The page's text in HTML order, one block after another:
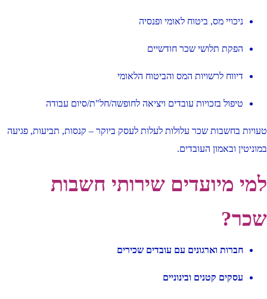
ניכויי מס, ביטוח לאומי ופנסיה
הפקת תלושי שכר חודשיים
דיווח לרשויות המס והביטוח הלאומי
טיפול בזכויות עובדים ויציאה לחופשה/חל"ת/סיום עבודה
טעויות בחשבות שכר עלולות לעלות לעסק ביוקר – קנסות, תביעות, פגיעה
במוניטין ובאמון העובדים.
למי מיועדים שירותי חשבות
שכר?
חברות וארגונים עם עובדים שכירים
עסקים קטנים ובינוניים